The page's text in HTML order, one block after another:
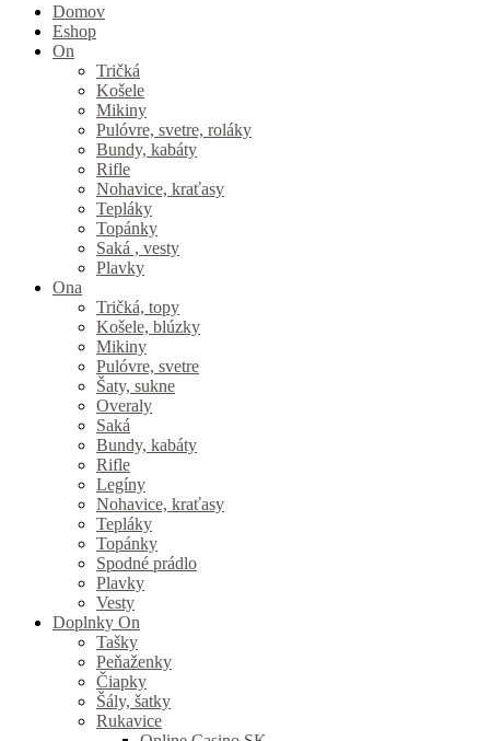
Domov
Eshop
On
Tričká
Košele
Mikiny
Pulóvre, svetre, roláky
Bundy, kabáty
Rifle
Nohavice, kraťasy
Tepláky
Topánky
Saká , vesty
Plavky
Ona
Tričká, topy
Košele, blúzky
Mikiny
Pulóvre, svetre
Šaty, sukne
Overaly
Saká
Bundy, kabáty
Rifle
Legíny
Nohavice, kraťasy
Tepláky
Topánky
Spodné prádlo
Plavky
Vesty
Doplnky On
Tašky
Peňaženky
Čiapky
Šály, šatky
Rukavice